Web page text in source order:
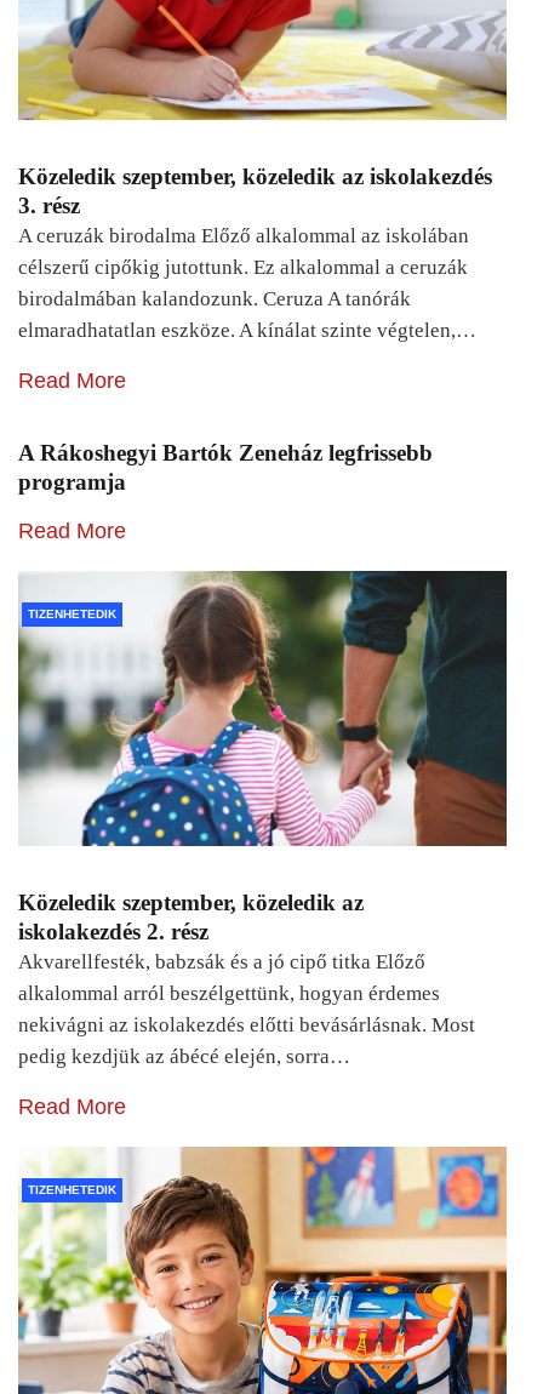
Közeledik szeptember, közeledik az iskolakezdés
3. rész
A ceruzák birodalma Előző alkalommal az iskolában
célszerű cipőkig jutottunk. Ez alkalommal a ceruzák
birodalmában kalandozunk. Ceruza A tanórák
elmaradhatatlan eszköze. A kínálat szinte végtelen,…
Read More
A Rákoshegyi Bartók Zeneház legfrissebb
programja
Read More
TIZENHETEDIK
Közeledik szeptember, közeledik az
iskolakezdés 2. rész
Akvarellfesték, babzsák és a jó cipő titka Előző
alkalommal arról beszélgettünk, hogyan érdemes
nekivágni az iskolakezdés előtti bevásárlásnak. Most
pedig kezdjük az ábécé elején, sorra…
Read More
TIZENHETEDIK